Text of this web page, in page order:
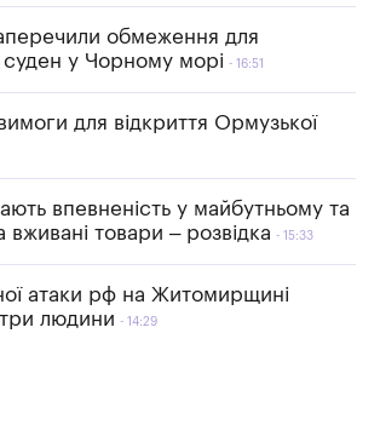
обмеження для
суден у Чорному морі
16:51
для відкриття Ормузької
впевненість у майбутньому та
вживані товари – розвідка
15:33
атаки рф на Житомирщині
людини
14:29